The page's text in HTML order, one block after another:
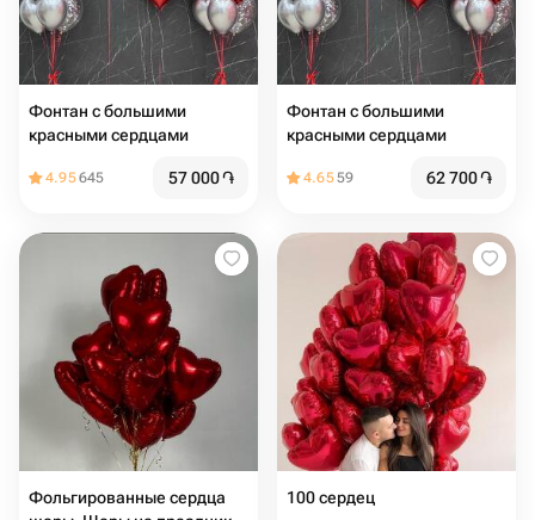
Фонтан с большими
красными сердцами
4.95645 57 000֏
Фонтан с большими
красными сердцами
4.6559 62 700֏
Фольгированные сердца
100 сердец